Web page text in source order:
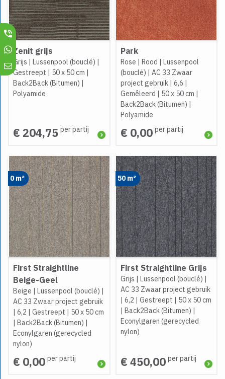
Zenit grijs
Grijs | Lussenpool (bouclé) |
Gestreept | 50 x 50 cm |
Back2Back (Bitumen) |
Polyamide
€ 204,75 per partij
Park
Rose | Rood | Lussenpool
(bouclé) | AC 33 Zwaar
project gebruik| 6,6 |
Gemêleerd | 50 x 50 cm |
Back2Back (Bitumen) |
Polyamide
€ 0,00 per partij
0 m²
First Straightline
Beige-Geel
Beige | Lussenpool (bouclé) |
AC 33 Zwaar project gebruik
| 6,2 | Gestreept | 50 x 50 cm
| Back2Back (Bitumen) |
Econylgaren (gerecycled
nylon)
€ 0,00 per partij
50 m²
First Straightline Grijs
Grijs | Lussenpool (bouclé) |
AC 33 Zwaar project gebruik
| 6,2 | Gestreept | 50 x 50 cm
| Back2Back (Bitumen) |
Econylgaren (gerecycled
nylon)
€ 450,00 per partij